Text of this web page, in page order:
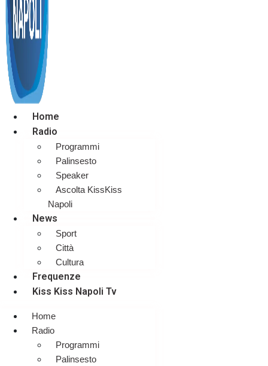
Home
Radio
Programmi
Palinsesto
Speaker
Ascolta KissKiss
Napoli
News
Sport
Città
Cultura
Frequenze
Kiss Kiss Napoli Tv
Home
Radio
Programmi
Palinsesto